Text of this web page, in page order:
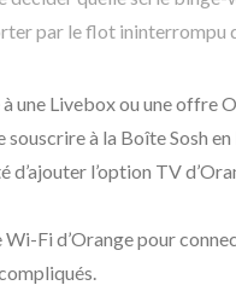
par le flot ininterrompu
une Livebox ou une offre
souscrire à la Boîte Sosh
d’ajouter l’option TV
Fi d’Orange pour